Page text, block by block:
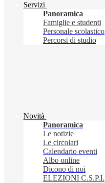
Servizi
Panoramica
Famiglie e studenti
Personale scolastico
Percorsi di studio
Novità
Panoramica
Le notizie
Le circolari
Calendario eventi
Albo online
Dicono di noi
ELEZIONI C.S.P.I.